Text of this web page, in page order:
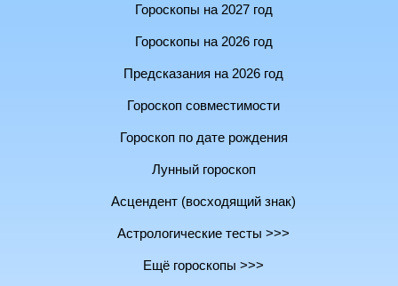
Гороскопы на 2027 год
Гороскопы на 2026 год
Предсказания на 2026 год
Гороскоп совместимости
Гороскоп по дате рождения
Лунный гороскоп
Асцендент (восходящий знак)
Астрологические тесты >>>
Ещё гороскопы >>>